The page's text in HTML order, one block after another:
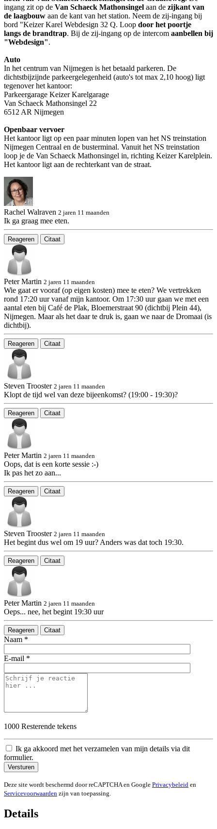
ingang zit op de Van Schaeck Mathonsingel aan de zijkant van
de laagbouw aan de kant van het station. Neem de zij-ingang bij
bord "Keizer Karel Webdesign 32 Q. Loop door het poortje
langs de brandtrap. Bij de zij-ingang op de intercom aanbellen bij
"Webdesign".
Auto
In het centrum van Nijmegen is het betaald parkeren. De
dichtstbijzijnde parkeergelegenheid (auto's tot max 2,10 hoog) ligt
tegenover het kantoor:
Parkeergarage Keizer Karelgarage
Van Schaeck Mathonsingel 22
6512 AR Nijmegen
Openbaar vervoer
Het kantoor ligt op een paar minuten lopen van het NS treinstation
Nijmegen Centraal en de busterminal. Vanuit het NS treinstation
loop je de Van Schaeck Mathonsingel in, richting Keizer Karelplein.
Het kantoor ligt aan de rechterkant van de straat.
Rachel Walraven 2 jaren 11 maanden
Ik ga graag mee eten.
Reageren Citaat
Peter Martin 2 jaren 11 maanden
Wie gaat er vooraf (op eigen kosten) mee te eten? We vertrekken
rond 17:20 uur vanaf mijn kantoor. Om 17:30 uur gaan we met een
aantal eten bij Café de Plak, Bloemerstraat 90 (dichtbij Plein 44),
Nijmegen. Maar als het daar te druk is, gaan we naar de Dromaai (is
dichtbij).
Reageren Citaat
Steven Trooster 2 jaren 11 maanden
Klopt de tijd wel van deze bijeenkomst? (19:00 - 19:30)?
Reageren Citaat
Peter Martin 2 jaren 11 maanden
Oops, dat is een korte sessie :-)
Ik pas het zo aan...
Reageren Citaat
Steven Trooster 2 jaren 11 maanden
Het begint dus wel om 19 uur? Anders was dat toch 19:30.
Reageren Citaat
Peter Martin 2 jaren 11 maanden
Oeps... nee, het begint 19:30 uur
Reageren Citaat
Naam *
E-mail *
1000 Resterende tekens
Ik ga akkoord met het verzamelen van mijn details via dit
formulier.
Versturen
Deze site wordt beschermd door reCAPTCHA en Google Privacybeleid en
Servicevoorwaarden zijn van toepassing.
Details